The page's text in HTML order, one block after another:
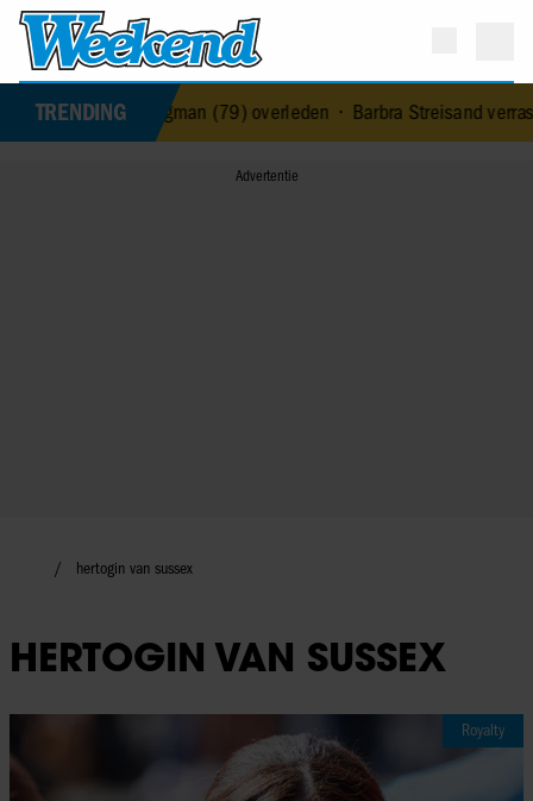
TRENDING
Jerney Kaagman (79) overleden•Barbra Streisand verrast
hertogin van sussex
HERTOGIN VAN SUSSEX
Royalty